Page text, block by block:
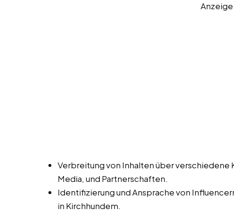
Anzeige
Verbreitung von Inhalten über verschiedene
Media, und Partnerschaften.
Identifizierung und Ansprache von
in Kirchhundem.